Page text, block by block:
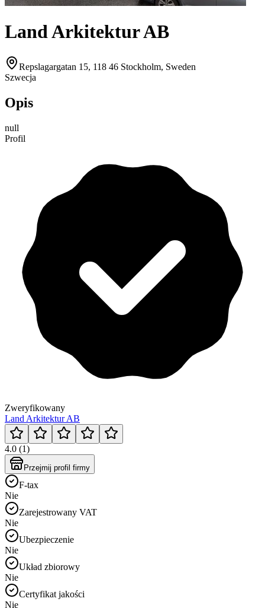
Land Arkitektur AB
Repslagargatan 15, 118 46 Stockholm, Sweden
Szwecja
Opis
null
Profil
Zweryfikowany
Land Arkitektur AB
4.0 (1)
Przejmij profil firmy
F-tax
Nie
Zarejestrowany VAT
Nie
Ubezpieczenie
Nie
Układ zbiorowy
Nie
Certyfikat jakości
Nie